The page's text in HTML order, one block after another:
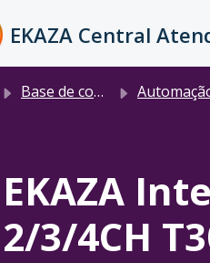
o conteúdo principal
EKAZA Central
Base de conhecimento
EKAZA
2/3/4CH